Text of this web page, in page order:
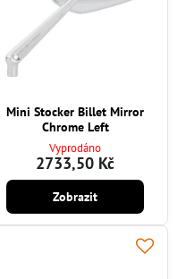
Mini Stocker Billet Mirror
Chrome Left
Vyprodáno
2733,50 Kč
Zobrazit